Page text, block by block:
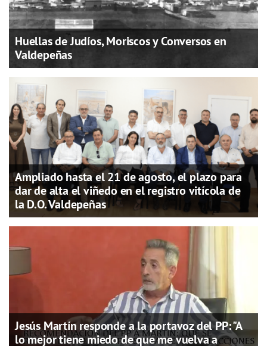
Huellas de Judíos, Moriscos y Conversos en
Valdepeñas
Ampliado hasta el 21 de agosto, el plazo para
dar de alta el viñedo en el registro vitícola de
la D.O. Valdepeñas
Jesús Martín responde a la portavoz del PP: "A
lo mejor tiene miedo de que me vuelva a